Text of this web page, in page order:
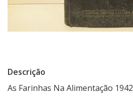
Descrição
As Farinhas Na Alimentação 1942